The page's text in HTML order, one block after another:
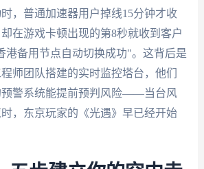
，普通加速器用户掉线15分钟才收
在游戏卡顿出现的第8秒就收到客户
港备用节点自动切换成功"。这背后是
师团队搭建的实时监控塔台，他们
预警系统能提前预判风险——当台风
，东京玩家的《光遇》早已经开始